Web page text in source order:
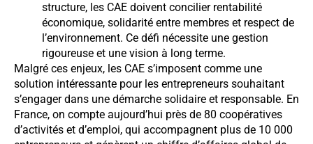
structure, les CAE doivent concilier rentabilité
économique, solidarité entre membres et respect de
l’environnement. Ce défi nécessite une gestion
rigoureuse et une vision à long terme.
Malgré ces enjeux, les CAE s’imposent comme une
solution intéressante pour les entrepreneurs souhaitant
s’engager dans une démarche solidaire et responsable. En
France, on compte aujourd’hui près de 80 coopératives
d’activités et d’emploi, qui accompagnent plus de 10 000